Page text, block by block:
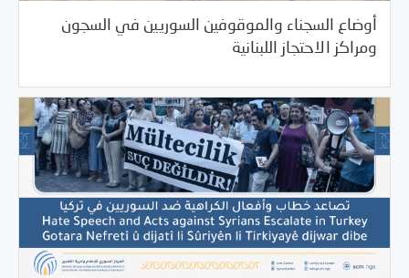
أوضاع السجناء والموقوفين السوريين في السجون
ومراكز الاحتجاز اللبنانية
11/09/2021 دراسات المركز/ مرصد الانتهاكات